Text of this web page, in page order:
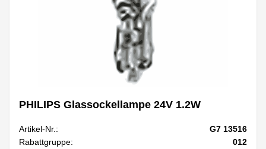
PHILIPS Glassockellampe 24V 1.2W
Artikel-Nr.:
G7 13516
Rabattgruppe:
012